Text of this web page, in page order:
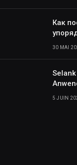
Как
30 MAI
5 JUIN